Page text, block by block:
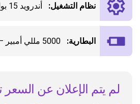
نظام التشغيل: أندرويد 15 بواجهة One UI Core 7.0
البطارية: 5000 مللي أمبير – شحن 25 واط سلكي
لم يتم الإعلان عن السعر